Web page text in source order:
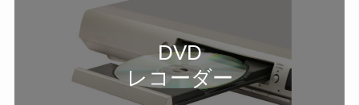
DVD
レコーダー